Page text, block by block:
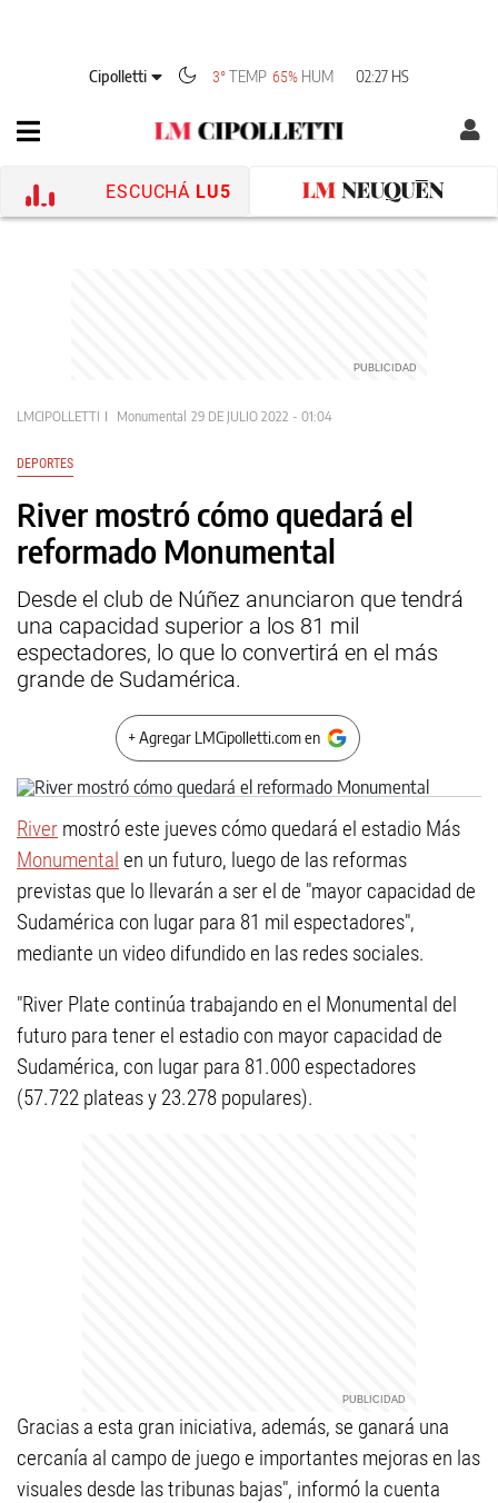
Cipolletti 3°TEMP 65% HUM 02:27 HS
ESCUCHÁ LU5
LMCIPOLLETTI Monumental 29 DE JULIO 2022 - 01:04
DEPORTES
River mostró cómo quedará el
reformado Monumental
Desde el club de Núñez anunciaron que tendrá
una capacidad superior a los 81 mil
espectadores, lo que lo convertirá en el más
grande de Sudamérica.
+ Agregar LMCipolletti.com en
River mostró este jueves cómo quedará el estadio Más
Monumental en un futuro, luego de las reformas
previstas que lo llevarán a ser el de "mayor capacidad de
Sudamérica con lugar para 81 mil espectadores",
mediante un video difundido en las redes sociales.
"River Plate continúa trabajando en el Monumental del
futuro para tener el estadio con mayor capacidad de
Sudamérica, con lugar para 81.000 espectadores
(57.722 plateas y 23.278 populares).
Gracias a esta gran iniciativa, además, se ganará una
cercanía al campo de juego e importantes mejoras en las
visuales desde las tribunas bajas", informó la cuenta